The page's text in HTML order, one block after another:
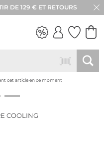
DE 129 € ET RETOURS
JOURS
cet article en ce moment
COOLING